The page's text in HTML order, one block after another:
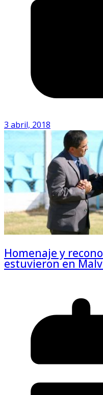
3 abril, 2018
Homenaje y
estuvieron en